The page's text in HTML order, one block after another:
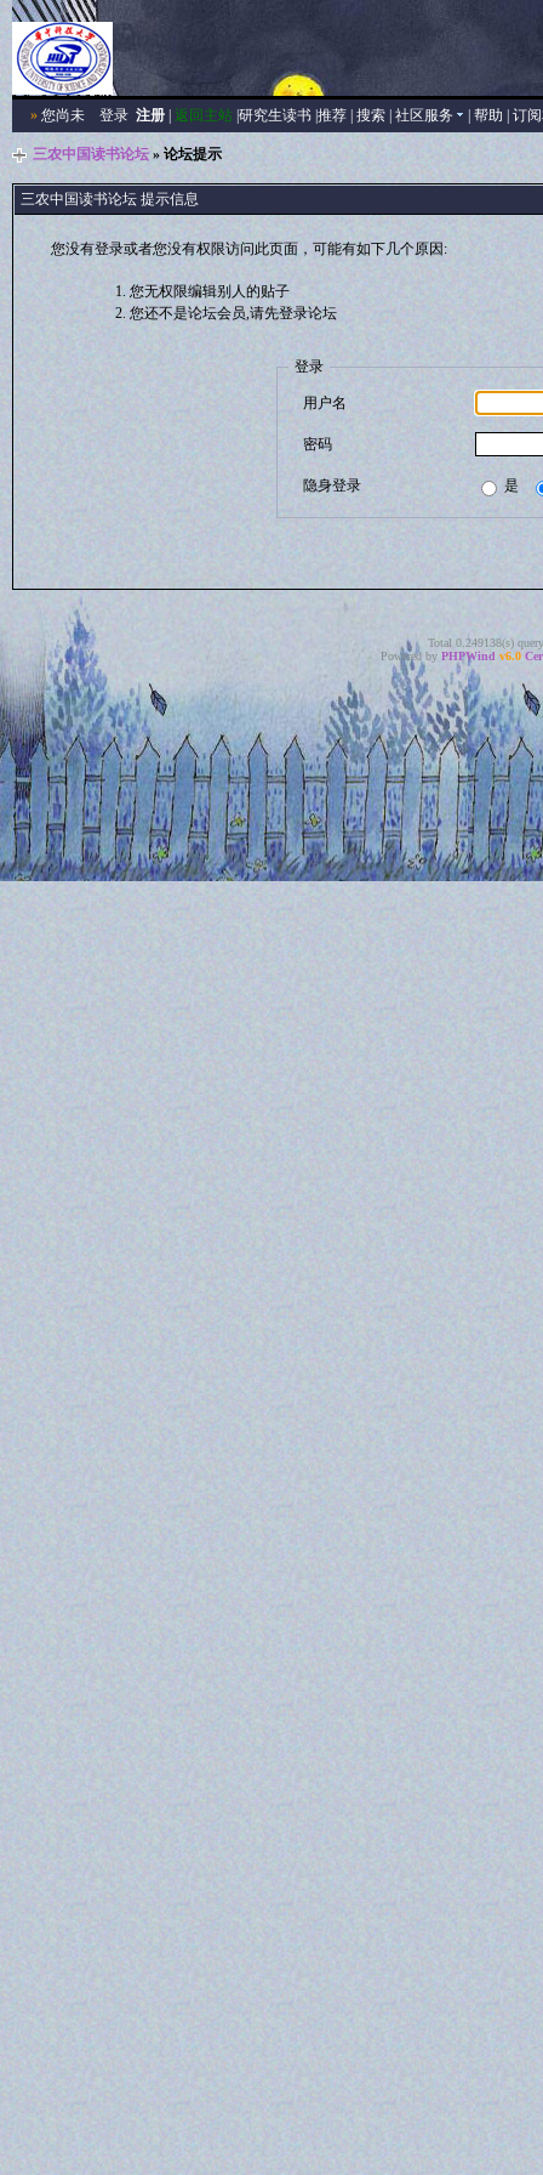
»您尚未 登录 注册| 返回主站| 研究生读书| 推荐| 搜索| 社区服务 帮助 订
三农中国读书论坛» 论坛提示
三农中国读书论坛 提示信息
您没有登录或者您没有权限访问此页面，可能有如下几个原因:
您无权限编辑别人的贴子
您还不是论坛会员,请先登录论坛
登录
用户名
密码
隐身登录 是
Total 0.249138(s)
Powered by PHPWind v6.0